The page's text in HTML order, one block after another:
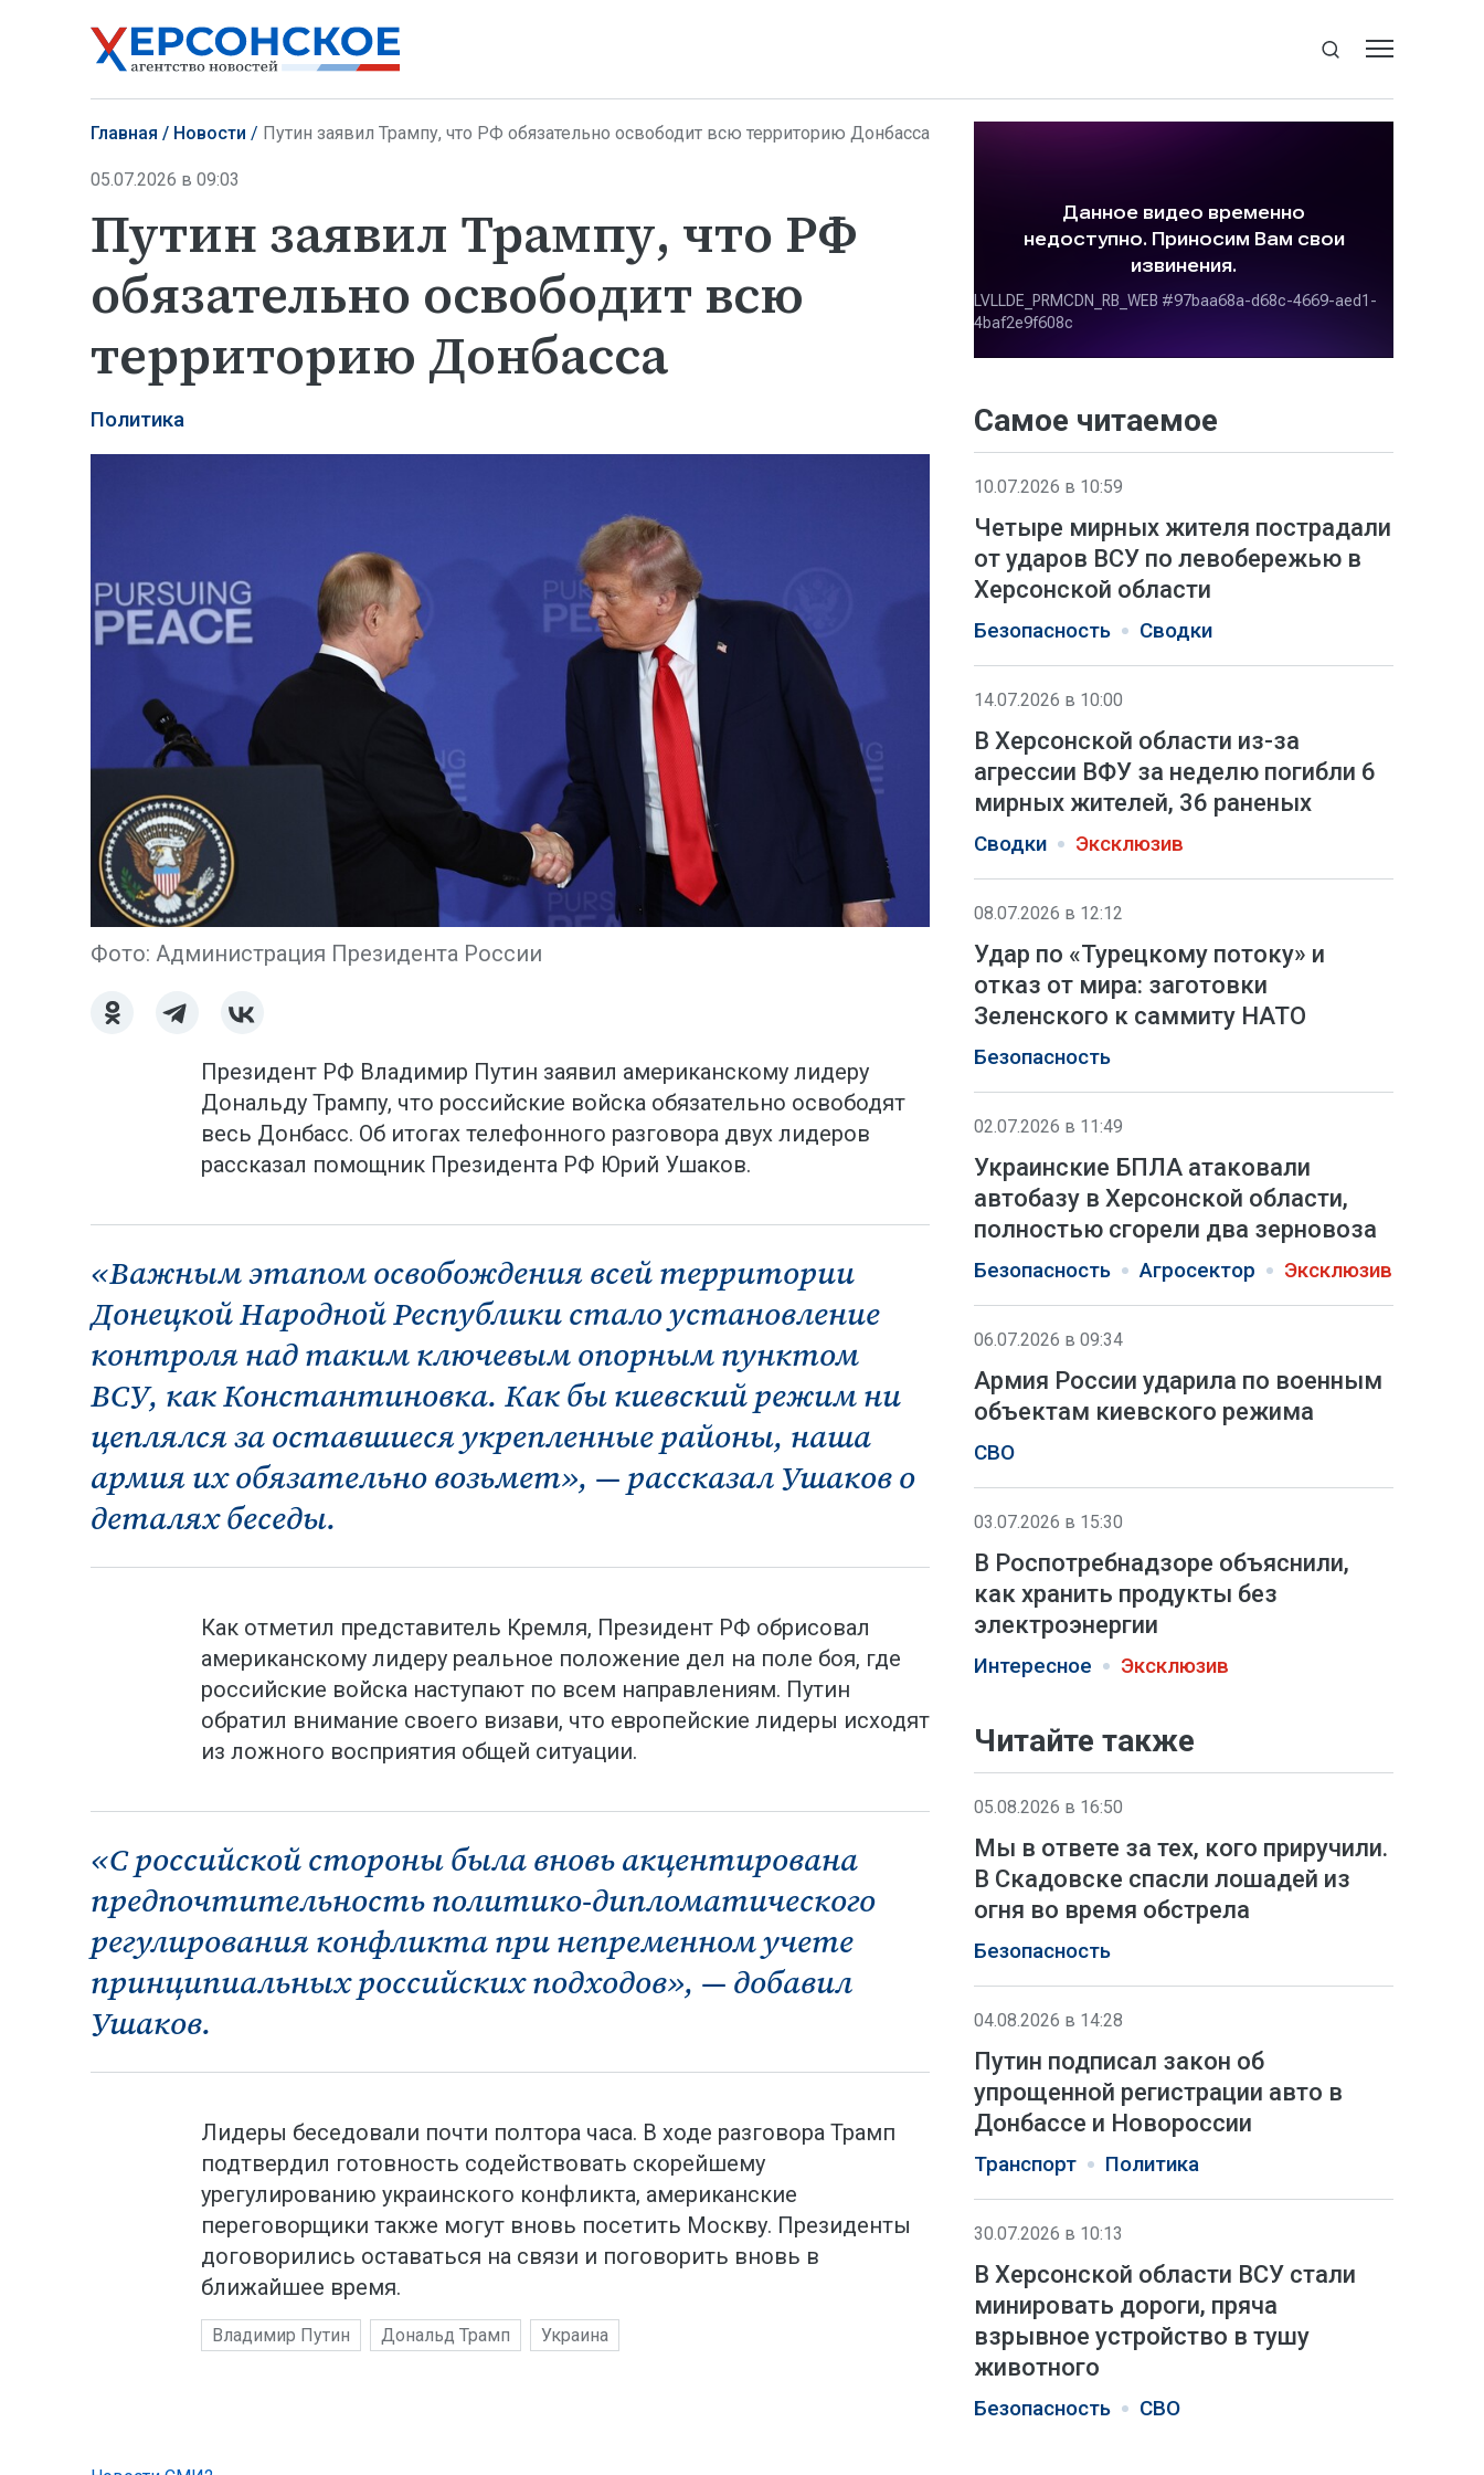
Главная Новости Путин заявил Трампу, что РФ обязательно освободит всю территорию Донбасса
05.07.2026 в 09:03
Путин заявил Трампу, что РФ
обязательно освободит всю
территорию Донбасса
Политика
Фото: Администрация Президента России
Президент РФ Владимир Путин заявил американскому лидеру
Дональду Трампу, что российские войска обязательно освободят
весь Донбасс. Об итогах телефонного разговора двух лидеров
рассказал помощник Президента РФ Юрий Ушаков.
«Важным этапом освобождения всей территории
Донецкой Народной Республики стало установление
контроля над таким ключевым опорным пунктом
ВСУ, как Константиновка. Как бы киевский режим ни
цеплялся за оставшиеся укрепленные районы, наша
армия их обязательно возьмет», — рассказал Ушаков о
деталях беседы.
Как отметил представитель Кремля, Президент РФ обрисовал
американскому лидеру реальное положение дел на поле боя, где
российские войска наступают по всем направлениям. Путин
обратил внимание своего визави, что европейские лидеры исходят
из ложного восприятия общей ситуации.
«С российской стороны была вновь акцентирована
предпочтительность политико-дипломатического
регулирования конфликта при непременном учете
принципиальных российских подходов», — добавил
Ушаков.
Лидеры беседовали почти полтора часа. В ходе разговора Трамп
подтвердил готовность содействовать скорейшему
урегулированию украинского конфликта, американские
переговорщики также могут вновь посетить Москву. Президенты
договорились оставаться на связи и поговорить вновь в
ближайшее время.
Владимир Путин Дональд Трамп Украина
Самое читаемое
10.07.2026 в 10:59
Четыре мирных жителя пострадали
от ударов ВСУ по левобережью в
Херсонской области
Безопасность Сводки
14.07.2026 в 10:00
В Херсонской области из-за
агрессии ВФУ за неделю погибли 6
мирных жителей, 36 раненых
Сводки Эксклюзив
08.07.2026 в 12:12
Удар по «Турецкому потоку» и
отказ от мира: заготовки
Зеленского к саммиту НАТО
Безопасность
02.07.2026 в 11:49
Украинские БПЛА атаковали
автобазу в Херсонской области,
полностью сгорели два зерновоза
Безопасность Агросектор Эксклюзив
06.07.2026 в 09:34
Армия России ударила по военным
объектам киевского режима
СВО
03.07.2026 в 15:30
В Роспотребнадзоре объяснили,
как хранить продукты без
электроэнергии
Интересное Эксклюзив
Читайте также
05.08.2026 в 16:50
Мы в ответе за тех, кого приручили.
В Скадовске спасли лошадей из
огня во время обстрела
Безопасность
04.08.2026 в 14:28
Путин подписал закон об
упрощенной регистрации авто в
Донбассе и Новороссии
Транспорт Политика
30.07.2026 в 10:13
В Херсонской области ВСУ стали
минировать дороги, пряча
взрывное устройство в тушу
животного
Безопасность СВО